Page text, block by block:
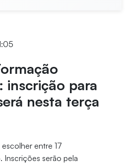
inscrição para
nesta terça
entre 17
Inscrições serão pela